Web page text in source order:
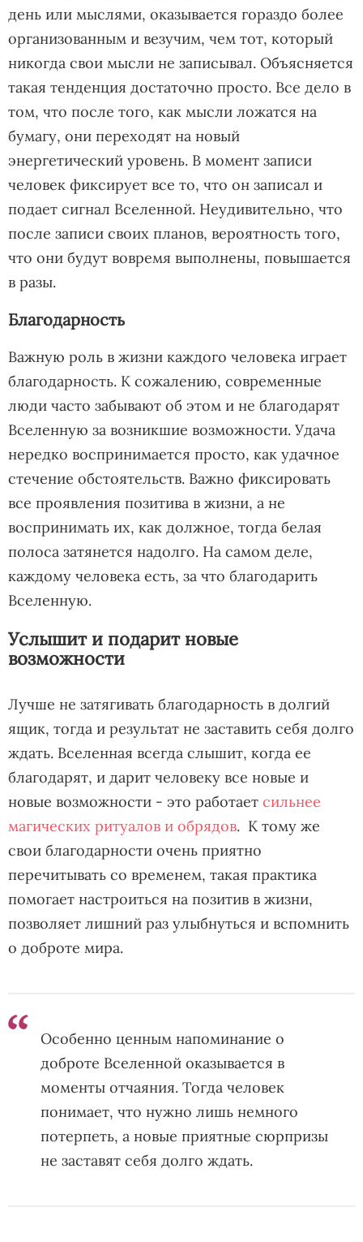
день или мыслями, оказывается гораздо более
организованным и везучим, чем тот, который
никогда свои мысли не записывал. Объясняется
такая тенденция достаточно просто. Все дело в
том, что после того, как мысли ложатся на
бумагу, они переходят на новый
энергетический уровень. В момент записи
человек фиксирует все то, что он записал и
подает сигнал Вселенной. Неудивительно, что
после записи своих планов, вероятность того,
что они будут вовремя выполнены, повышается
в разы.
Благодарность
Важную роль в жизни каждого человека играет
благодарность. К сожалению, современные
люди часто забывают об этом и не благодарят
Вселенную за возникшие возможности. Удача
нередко воспринимается просто, как удачное
стечение обстоятельств. Важно фиксировать
все проявления позитива в жизни, а не
воспринимать их, как должное, тогда белая
полоса затянется надолго. На самом деле,
каждому человека есть, за что благодарить
Вселенную.
Услышит и подарит новые
возможности
Лучше не затягивать благодарность в долгий
ящик, тогда и результат не заставить себя долго
ждать. Вселенная всегда слышит, когда ее
благодарят, и дарит человеку все новые и
новые возможности - это работает сильнее
магических ритуалов и обрядов. К тому же
свои благодарности очень приятно
перечитывать со временем, такая практика
помогает настроиться на позитив в жизни,
позволяет лишний раз улыбнуться и вспомнить
о доброте мира.
Особенно ценным напоминание о
доброте Вселенной оказывается в
моменты отчаяния. Тогда человек
понимает, что нужно лишь немного
потерпеть, а новые приятные сюрпризы
не заставят себя долго ждать.